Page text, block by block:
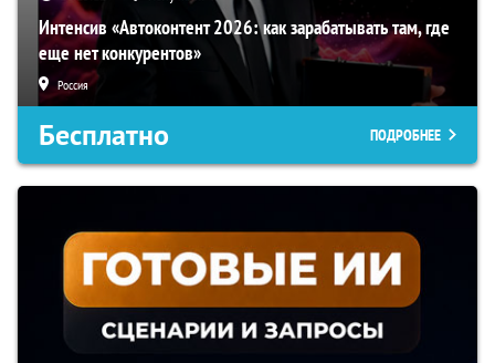
Интенсив «Автоконтент 2026: как зарабатывать там, где
еще нет конкурентов»
Россия
Бесплатно ПОДРОБНЕЕ